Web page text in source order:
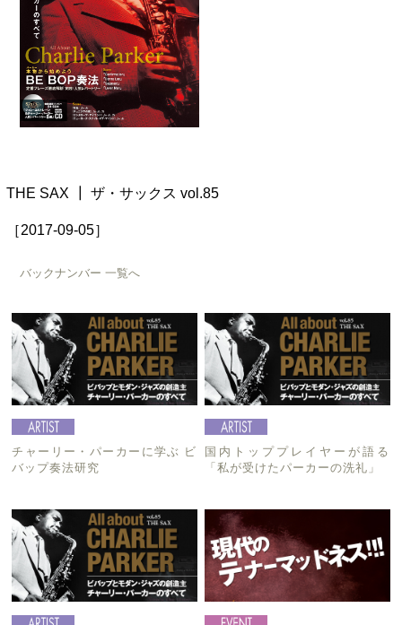
THE SAX ┃ ザ・サックス vol.85
［2017-09-05］
バックナンバー 一覧へ
チャーリー・パーカーに学ぶ ビ
バップ奏法研究
国内トッププレイヤーが語る
「私が受けたパーカーの洗礼」